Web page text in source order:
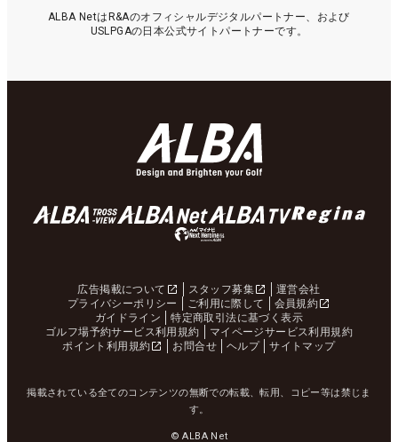
ALBA NetはR&Aのオフィシャルデジタルパートナー、および
USLPGAの日本公式サイトパートナーです。
広告掲載について スタッフ募集
運営会社
プライバシーポリシー
ご利用に際して
会員規約
ガイドライン
特定商取引法に基づく表示
ゴルフ場予約サービス利用規約
マイページサービス利用規約
ポイント利用規約
お問合せ ヘルプ サイトマップ
掲載されている全てのコンテンツの無断での転載、転用、コピー等は禁じま
す。
© ALBA Net